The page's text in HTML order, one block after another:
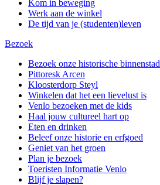
Kom in beweging
Werk aan de winkel
De tijd van je (studenten)leven
Bezoek
Bezoek onze historische binnenstad
Pittoresk Arcen
Kloosterdorp Steyl
Winkelen dat het een lievelust is
Venlo bezoeken met de kids
Haal jouw cultureel hart op
Eten en drinken
Beleef onze historie en erfgoed
Geniet van het groen
Plan je bezoek
Toeristen Informatie Venlo
Blijf je slapen?